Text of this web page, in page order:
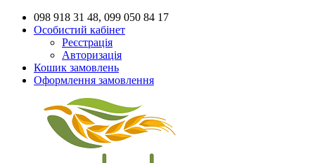
098 918 31 48, 099 050 84 17
Особистий кабінет
Реєстрація
Авторизація
Кошик замовлень
Оформлення замовлення